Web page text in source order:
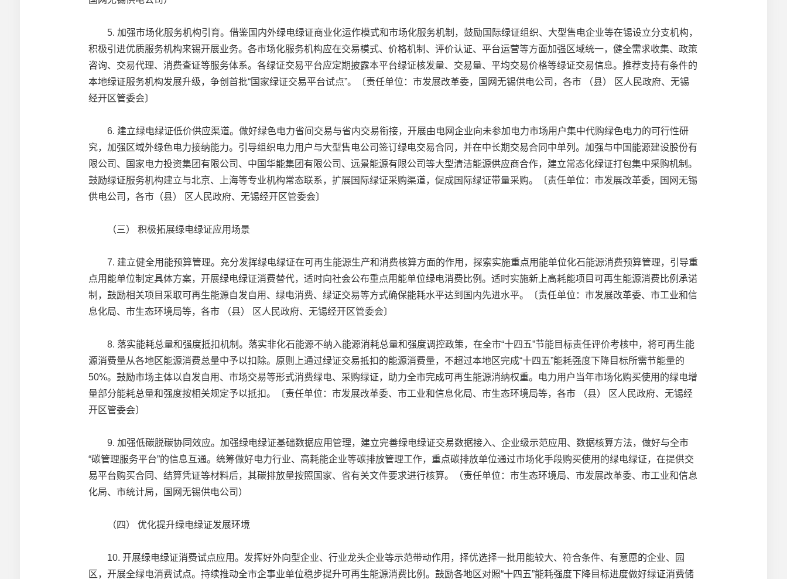
5. 加强市场化服务机构引育。借鉴国内外绿电绿证商业化运作模式和市场化服务机制，鼓励国际绿证组织、大型售电企业等在锡设立分支机构，
积极引进优质服务机构来锡开展业务。各市场化服务机构应在交易模式、价格机制、评价认证、平台运营等方面加强区域统一，健全需求收集、政策
咨询、交易代理、消费查证等服务体系。各绿证交易平台应定期披露本平台绿证核发量、交易量、平均交易价格等绿证交易信息。推荐支持有条件的
本地绿证服务机构发展升级，争创首批“国家绿证交易平台试点”。〔责任单位：市发展改革委，国网无锡供电公司，各市 （县） 区人民政府、无锡
经开区管委会〕
6. 建立绿电绿证低价供应渠道。做好绿色电力省间交易与省内交易衔接，开展由电网企业向未参加电力市场用户集中代购绿色电力的可行性研
究，加强区域外绿色电力接纳能力。引导组织电力用户与大型售电公司签订绿电交易合同，并在中长期交易合同中单列。加强与中国能源建设股份有
限公司、国家电力投资集团有限公司、中国华能集团有限公司、远景能源有限公司等大型清洁能源供应商合作，建立常态化绿证打包集中采购机制。
鼓励绿证服务机构建立与北京、上海等专业机构常态联系，扩展国际绿证采购渠道，促成国际绿证带量采购。〔责任单位：市发展改革委，国网无锡
供电公司，各市（县） 区人民政府、无锡经开区管委会〕
（三） 积极拓展绿电绿证应用场景
7. 建立健全用能预算管理。充分发挥绿电绿证在可再生能源生产和消费核算方面的作用，探索实施重点用能单位化石能源消费预算管理，引导重
点用能单位制定具体方案，开展绿电绿证消费替代，适时向社会公布重点用能单位绿电消费比例。适时实施新上高耗能项目可再生能源消费比例承诺
制，鼓励相关项目采取可再生能源自发自用、绿电消费、绿证交易等方式确保能耗水平达到国内先进水平。〔责任单位：市发展改革委、市工业和信
息化局、市生态环境局等，各市 （县） 区人民政府、无锡经开区管委会〕
8. 落实能耗总量和强度抵扣机制。落实非化石能源不纳入能源消耗总量和强度调控政策，在全市“十四五”节能目标责任评价考核中，将可再生能
源消费量从各地区能源消费总量中予以扣除。原则上通过绿证交易抵扣的能源消费量，不超过本地区完成“十四五”能耗强度下降目标所需节能量的
50%。鼓励市场主体以自发自用、市场交易等形式消费绿电、采购绿证，助力全市完成可再生能源消纳权重。电力用户当年市场化购买使用的绿电增
量部分能耗总量和强度按相关规定予以抵扣。〔责任单位：市发展改革委、市工业和信息化局、市生态环境局等，各市 （县） 区人民政府、无锡经
开区管委会〕
9. 加强低碳脱碳协同效应。加强绿电绿证基础数据应用管理，建立完善绿电绿证交易数据接入、企业级示范应用、数据核算方法，做好与全市
“碳管理服务平台”的信息互通。统筹做好电力行业、高耗能企业等碳排放管理工作，重点碳排放单位通过市场化手段购买使用的绿电绿证，在提供交
易平台购买合同、结算凭证等材料后，其碳排放量按照国家、省有关文件要求进行核算。（责任单位：市生态环境局、市发展改革委、市工业和信息
化局、市统计局，国网无锡供电公司）
（四） 优化提升绿电绿证发展环境
10. 开展绿电绿证消费试点应用。发挥好外向型企业、行业龙头企业等示范带动作用，择优选择一批用能较大、符合条件、有意愿的企业、园
区，开展全绿电消费试点。持续推动全市企事业单位稳步提升可再生能源消费比例。鼓励各地区对照“十四五”能耗强度下降目标进度做好绿证消费储